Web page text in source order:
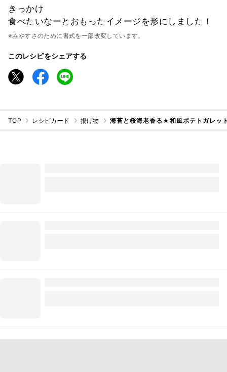
きっかけ
食べたいなーとおもったイメージを形にしました！
※みやすさのために書式を一部改変しています。
このレシピをシェアする
TOP レシピカード 揚げ物 海苔と桜海老香る★和風ポテトガレッ